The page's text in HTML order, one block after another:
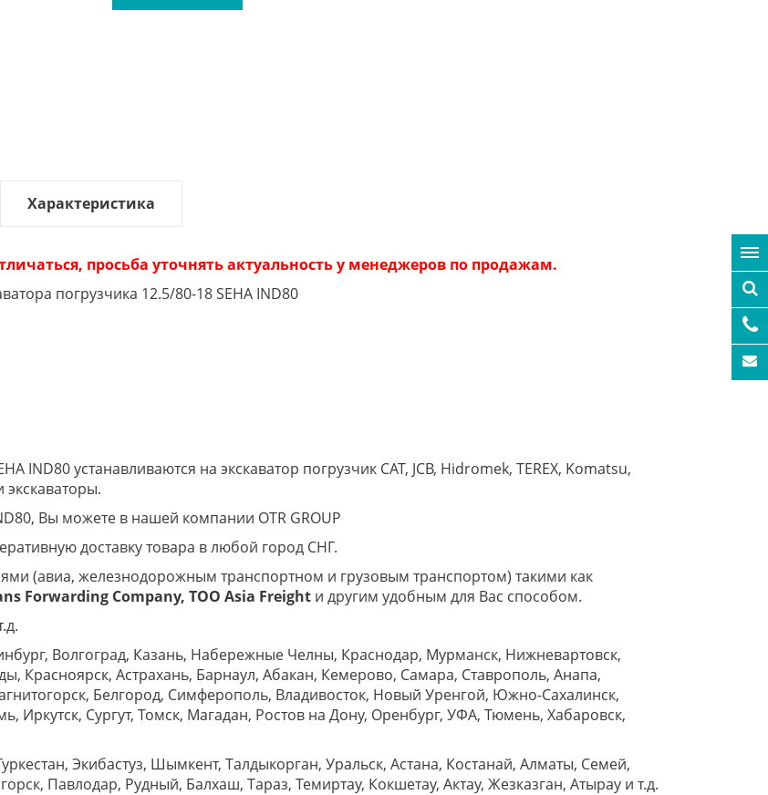
Характеристика
просьба уточнять актуальность у менеджеров по продажам.
погрузчика 12.5/80-18 SEHA IND80
IND80 устанавливаются на экскаватор погрузчик CAT, JCB, Hidromek, TEREX, Komatsu,
экскаваторы.
Вы можете в нашей компании OTR GROUP
доставку товара в любой город СНГ.
(авиа, железнодорожным транспортном и грузовым транспортом) такими как
Forwarding Company, ТОО Asia Freight и другим удобным для Вас способом.
Волгоград, Казань, Набережные Челны, Краснодар, Мурманск, Нижневартовск,
Красноярск, Астрахань, Барнаул, Абакан, Кемерово, Самара, Ставрополь, Анапа,
Белгород, Симферополь, Владивосток, Новый Уренгой, Южно-Сахалинск,
Иркутск, Сургут, Томск, Магадан, Ростов на Дону, Оренбург, УФА, Тюмень, Хабаровск,
Экибастуз, Шымкент, Талдыкорган, Уральск, Астана, Костанай, Алматы, Семей,
Павлодар, Рудный, Балхаш, Тараз, Темиртау, Кокшетау, Актау, Жезказган, Атырау и т.д.